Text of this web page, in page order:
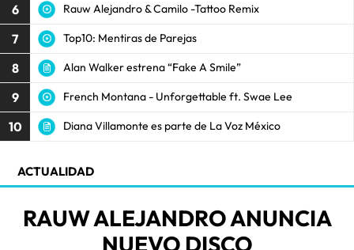
6 Rauw Alejandro & Camilo -Tattoo Remix
7 Top10: Mentiras de Parejas
8 Alan Walker estrena “Fake A Smile”
9 French Montana - Unforgettable ft. Swae Lee
10 Diana Villamonte es parte de La Voz México
ACTUALIDAD
RAUW ALEJANDRO ANUNCIA
NUEVO DISCO